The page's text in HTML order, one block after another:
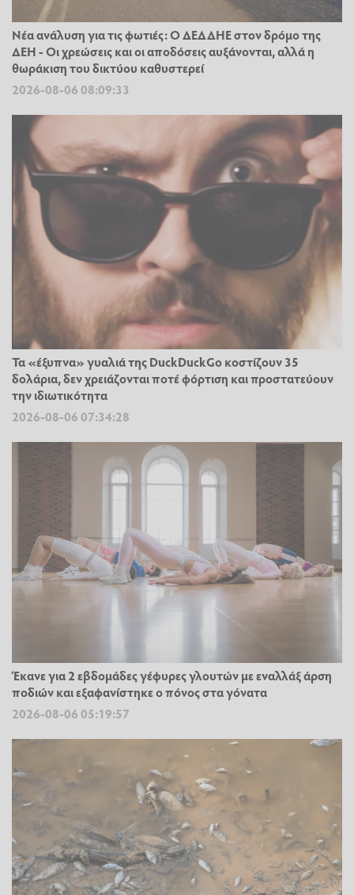
Νέα ανάλυση για τις φωτιές: Ο ΔΕΔΔΗΕ στον δρόμο της
ΔΕΗ - Οι χρεώσεις και οι αποδόσεις αυξάνονται, αλλά η
θωράκιση του δικτύου καθυστερεί
2026-08-06 08:09:33
Τα «έξυπνα» γυαλιά της DuckDuckGo κοστίζουν 35
δολάρια, δεν χρειάζονται ποτέ φόρτιση και προστατεύουν
την ιδιωτικότητα
2026-08-06 07:34:28
Έκανε για 2 εβδομάδες γέφυρες γλουτών με εναλλάξ άρση
ποδιών και εξαφανίστηκε ο πόνος στα γόνατα
2026-08-06 05:19:57